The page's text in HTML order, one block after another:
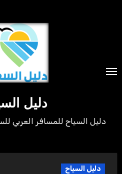
دليل
دليل السياح للمسافر العربي
دليل السياح